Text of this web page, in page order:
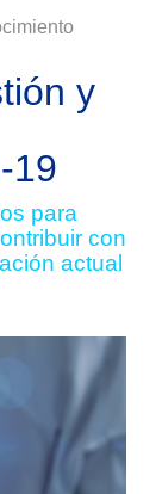
y
19
para
con
actual